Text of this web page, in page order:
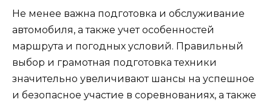
Не менее важна подготовка и обслуживание
автомобиля, а также учет особенностей
маршрута и погодных условий. Правильный
выбор и грамотная подготовка техники
значительно увеличивают шансы на успешное
и безопасное участие в соревнованиях, а также